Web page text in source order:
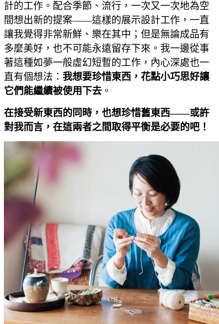
計的工作。配合季節、流行，一次又一次地為空
間想出新的提案——這樣的展示設計工作，一直
讓我覺得非常新鮮、樂在其中；但是無論成品有
多麼美好，也不可能永遠留存下來。我一邊從事
著這種如夢一般虛幻短暫的工作，內心深處也一
直有個想法： 我想要珍惜東西，花點小巧思好讓
它們能繼續被使用下去 。
在接受新東西的同時，也想珍惜舊東西——或許
對我而言，在這兩者之間取得平衡是必要的吧！